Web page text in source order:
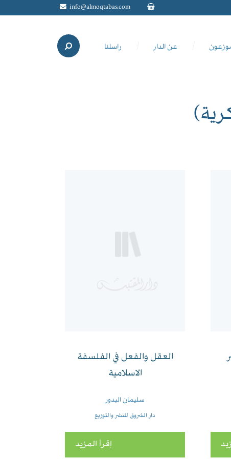
info@almoqtabas.com
عن الدار راسلنا
العقل والفعل في الفلسفة
الاسلامية
سليمان البدور
دار الشروق للنشر والتوزيع
إقرأ المزيد